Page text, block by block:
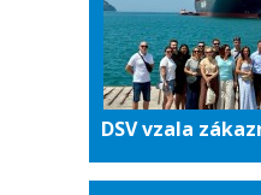
DSV vzala